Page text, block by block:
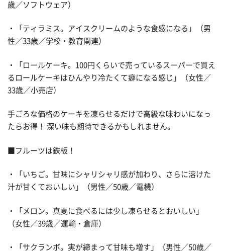
歳／ソフトウェア）
・「ティラミス。アイスクリームのような食感になる」（男
性／33歳／学校・教育関連）
・「ロールケーキ。100円くらいで売っているスーパーで買え
るロールケーキはひんやり冷たくて癖になる感じ」（女性／
33歳／小売店）
手ごろな価格のケーキを凍らせるだけで高級な味わいになっ
たらお得！ 深い味も期待できるかもしれません。
■フルーツは鉄板！
・「いちご。甘味にシャリシャリ感が加わり、さらに溶けた
汁が甘くておいしい」（男性／50歳／電機）
・「メロン。真夏に食べるには少し凍らせるとおいしい」
（女性／39歳／運輸・倉庫）
・「サクランボ。実が締まって甘味も増す」（男性／50歳／